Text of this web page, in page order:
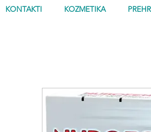
KONTAKTI KOZMETIKA